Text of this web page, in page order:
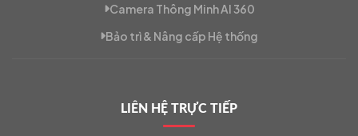
Camera Thông Minh AI 360
Bảo trì & Nâng cấp Hệ thống
LIÊN HỆ TRỰC TIẾP